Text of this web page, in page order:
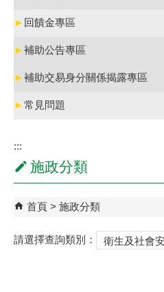
► 回饋金專區
►補助公告專區
►補助交易身分關係揭露專區
►常見問題
:::
施政分類
首頁 施政分類
請選擇查詢類別：